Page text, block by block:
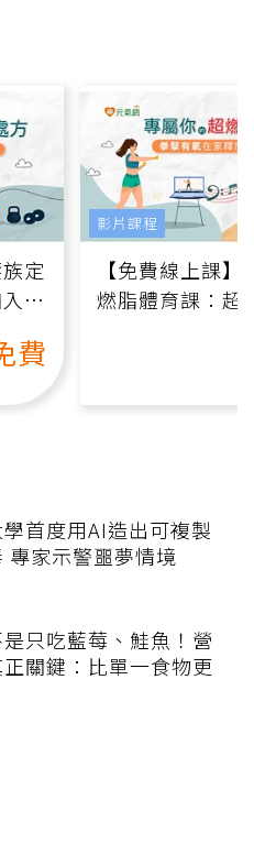
定
行
費
【免費線上課
燃脂體育課：超
影片課程
首度用AI造出可複製
專家示警噩夢情境
只吃藍莓、鮭魚！營
關鍵：比單一食物更